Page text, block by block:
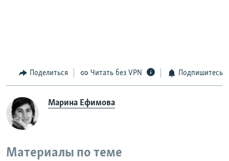
Поделиться Читать без VPN Подпишитесь
Марина Ефимова
Материалы по теме